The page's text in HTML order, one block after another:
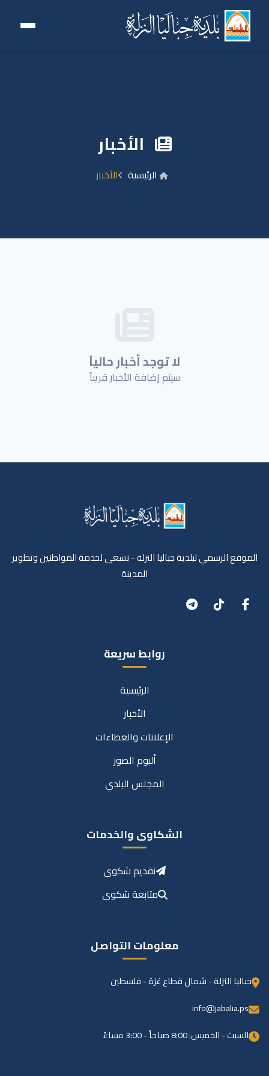
الأخبار
الرئيسية الأخبار
لا توجد أخبار حالياً
سيتم إضافة الأخبار قريباً
الموقع الرسمي لبلدية جباليا النزلة - نسعى لخدمة المواطنين وتطوير
المدينة
روابط سريعة
الرئيسية
الأخبار
الإعلانات والعطاءات
ألبوم الصور
المجلس البلدي
الشكاوى والخدمات
تقديم شكوى
متابعة شكوى
معلومات التواصل
جباليا النزلة - شمال قطاع غزة - فلسطين
info@jabalia.ps
السبت - الخميس: 8:00 صباحاً - 3:00 مساءً